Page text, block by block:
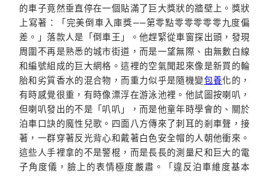
的車子竟然垂直停在一個貼滿了巨大獎狀的牆壁上。獎狀
上寫著：「完美倒車入庫獎——第零點零零零零零九度偏
差。」落款人是「倒車王」。他趕緊從車窗探出頭，發現
周圍不再是熟悉的城市街道，而是一望無際、由無數白線
和編號組成的巨大網格。這裡的空氣聞起來像是新買的輪
胎和劣質香水的混合物，而重力似乎是隨機變包養化的，
有時感覺很重，有時像漂浮在游泳池裡。他試圖按喇叭，
但喇叭發出的不是「叭叭」，而是他童年時學會的、關於
泊車口訣的魔性兒歌。四面八方傳來了刺耳的剎車聲，接
著，一群穿著反光背心和戴著白色安全帽的人朝他衝來。
這些人手裡拿的不是警棍，而是長長的測量尺和巨大的電
子角度儀，臉上的表情極度嚴肅。「違反泊車維度基本